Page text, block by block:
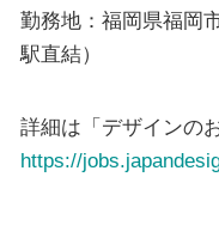
勤務地：福岡県福岡
駅直結）
詳細は「デザインの
https://